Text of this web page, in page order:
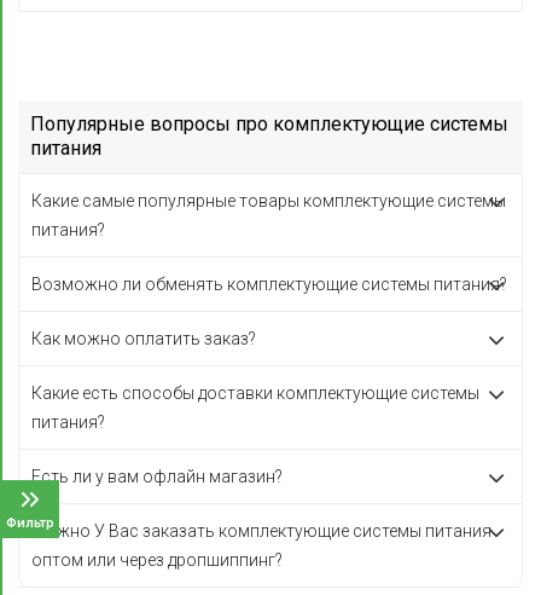
Фильтр
Популярные вопросы про комплектующие системы
питания
Какие самые популярные товары комплектующие системы
питания?
Возможно ли обменять комплектующие системы питания?
Как можно оплатить заказ?
Какие есть способы доставки комплектующие системы
питания?
Есть ли у вам офлайн магазин?
Можно У Вас заказать комплектующие системы питания
оптом или через дропшиппинг?